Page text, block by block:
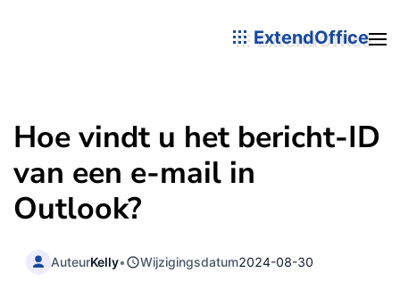
ExtendOffice
Hoe vindt u het bericht-ID
van een e-mail in
Outlook?
AuteurKelly• Wijzigingsdatum2024-08-30